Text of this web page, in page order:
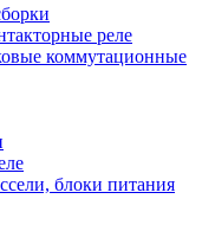
реле
коммутационные
блоки питания